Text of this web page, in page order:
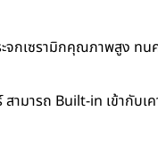
จกเซรามิกคุณภาพสูง ทน
ามารถ Built-in เข้ากับเค